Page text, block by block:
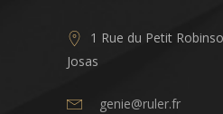
1 Rue du Petit
Josas
genie@ruler.fr